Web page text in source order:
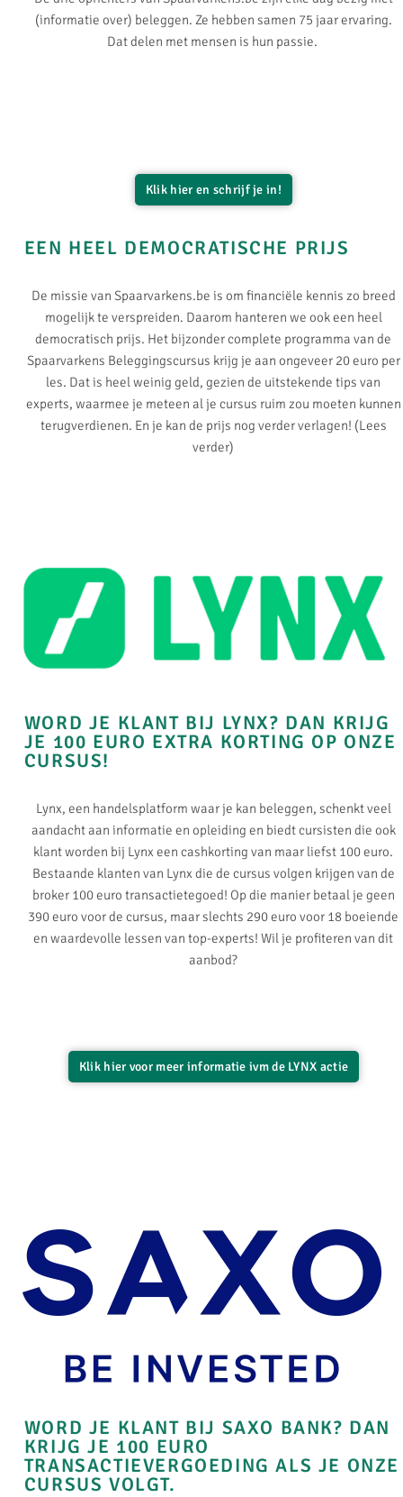
(informatie over) beleggen. Ze hebben samen 75 jaar ervaring.
Dat delen met mensen is hun passie.
Klik hier en schrijf je in!
EEN HEEL DEMOCRATISCHE PRIJS
De missie van Spaarvarkens.be is om financiële kennis zo breed
mogelijk te verspreiden. Daarom hanteren we ook een heel
democratisch prijs. Het bijzonder complete programma van de
Spaarvarkens Beleggingscursus krijg je aan ongeveer 20 euro per
les. Dat is heel weinig geld, gezien de uitstekende tips van
experts, waarmee je meteen al je cursus ruim zou moeten kunnen
terugverdienen. En je kan de prijs nog verder verlagen! (Lees
verder)
WORD JE KLANT BIJ LYNX? DAN KRIJG
JE 100 EURO EXTRA KORTING OP ONZE
CURSUS!​
Lynx, een handelsplatform waar je kan beleggen, schenkt veel
aandacht aan informatie en opleiding en biedt cursisten die ook
klant worden bij Lynx een cashkorting van maar liefst 100 euro.
Bestaande klanten van Lynx die de cursus volgen krijgen van de
broker 100 euro transactietegoed! Op die manier betaal je geen
390 euro voor de cursus, maar slechts 290 euro voor 18 boeiende
en waardevolle lessen van top-experts! Wil je profiteren van dit
aanbod?
Klik hier voor meer informatie ivm de LYNX actie
WORD JE KLANT BIJ SAXO BANK? DAN
KRIJG JE 100 EURO
TRANSACTIEVERGOEDING ALS JE ONZE
CURSUS VOLGT.